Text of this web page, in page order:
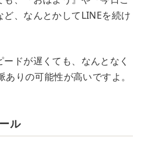
、なんとかしてLINEを続け
ドが遅くても、なんとなく
りの可能性が高いですよ。
ル